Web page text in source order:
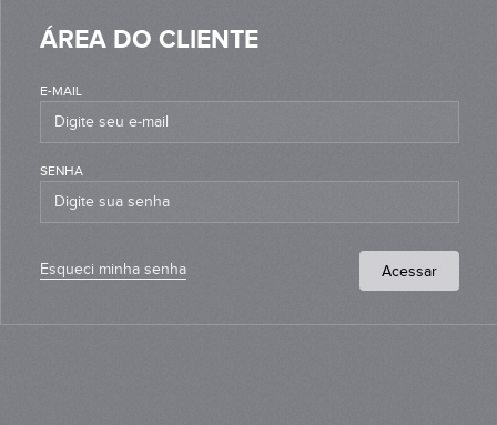
ÁREA DO CLIENTE
E-MAIL
SENHA
Esqueci minha senha Acessar